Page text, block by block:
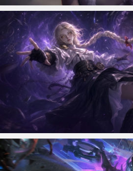
仙侠凌仙 紫色长卷发美女 古风古典 4K壁纸
地下城堡4珂赛特4k游戏壁纸